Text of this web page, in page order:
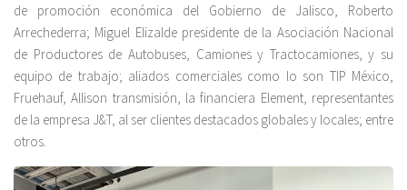
de promoción económica del Gobierno de Jalisco, Roberto
Arrechederra; Miguel Elizalde presidente de la Asociación Nacional
de Productores de Autobuses, Camiones y Tractocamiones, y su
equipo de trabajo; aliados comerciales como lo son TIP México,
Fruehauf, Allison transmisión, la financiera Element, representantes
de la empresa J&T, al ser clientes destacados globales y locales; entre
otros.